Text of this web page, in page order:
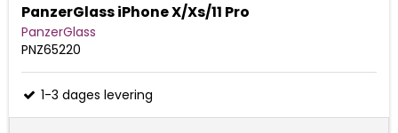
PanzerGlass iPhone X/Xs/11 Pro
PanzerGlass
PNZ65220
1-3 dages levering